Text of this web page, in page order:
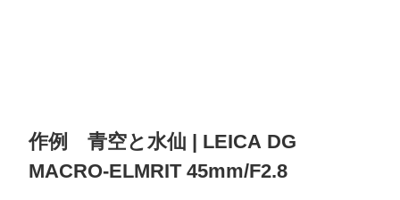
作例 青空と水仙 | LEICA DG
MACRO-ELMRIT 45mm/F2.8